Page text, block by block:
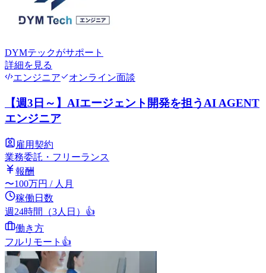
DYMテックがサポート
詳細を見る
エンジニア
オンライン面談
【週3日～】AIエージェント開発を担うAI AGENT
エンジニア
雇用契約
業務委託・フリーランス
報酬
〜100万円 / 人月
稼働日数
週24時間（3人日） 👍
働き方
フルリモート 👍